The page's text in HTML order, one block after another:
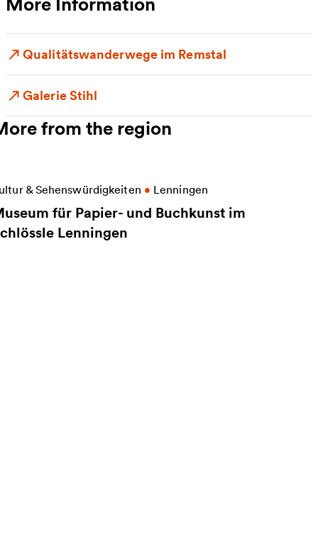
Qualitätswanderwege im Remstal
Galerie Stihl
from the region
& Sehenswürdigkeiten • Lenningen
für Papier- und Buchkunst im
Lenningen
information on Museum für Papier- und